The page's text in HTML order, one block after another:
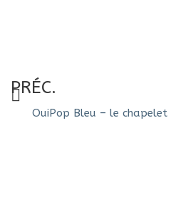
PRÉC.
OuiPop Bleu – le chapelet